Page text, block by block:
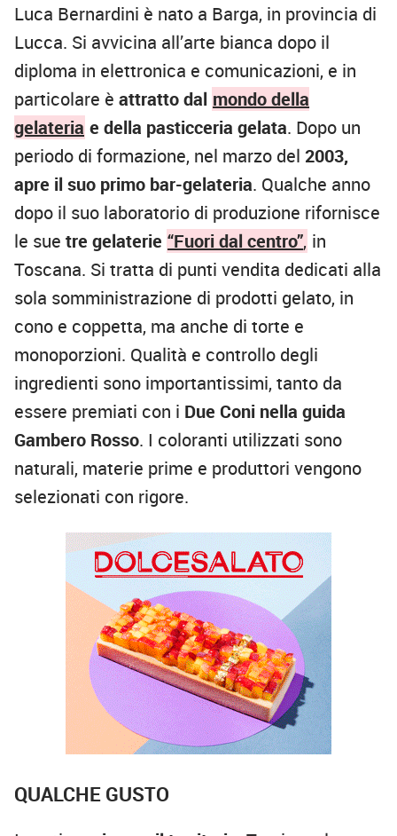
Luca Bernardini è nato a Barga, in provincia di
Lucca. Si avvicina all’arte bianca dopo il
diploma in elettronica e comunicazioni, e in
particolare è attratto dal mondo della
gelateria e della pasticceria gelata. Dopo un
periodo di formazione, nel marzo del 2003,
apre il suo primo bar-gelateria. Qualche anno
dopo il suo laboratorio di produzione rifornisce
le sue tre gelaterie “Fuori dal centro”, in
Toscana. Si tratta di punti vendita dedicati alla
sola somministrazione di prodotti gelato, in
cono e coppetta, ma anche di torte e
monoporzioni. Qualità e controllo degli
ingredienti sono importantissimi, tanto da
essere premiati con i Due Coni nella guida
Gambero Rosso. I coloranti utilizzati sono
naturali, materie prime e produttori vengono
selezionati con rigore.
QUALCHE GUSTO